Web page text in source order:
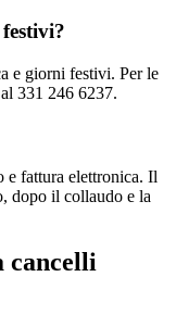
e giorni festivi. Per le
331 246 6237.
e fattura elettronica. Il
dopo il collaudo e la
cancelli